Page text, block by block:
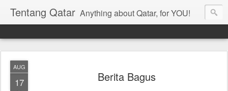
Tentang Qatar Anything about Qatar, for YOU!
AUG
17 Berita Bagus